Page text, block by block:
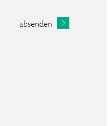
absenden